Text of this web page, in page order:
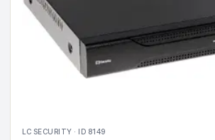
LC SECURITY · ID 8149